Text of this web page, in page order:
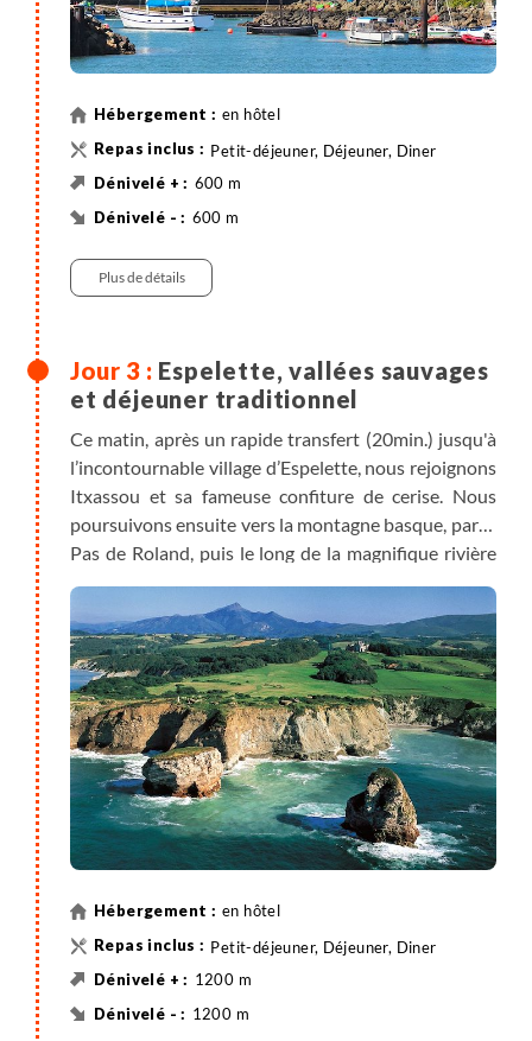
en hôtel
Petit-déjeuner, Déjeuner, Diner
600 m
600 m
Vélo
Plus de détails
Espelette, vallées sauvages
et déjeuner traditionnel
Ce matin, après un rapide transfert (20min.) jusqu'à
l’incontournable village d’Espelette, nous rejoignons
Itxassou et sa fameuse confiture de cerise. Nous
poursuivons ensuite vers la montagne basque, par le
Pas de Roland, puis le long de la magnifique rivière
du Baztan et enfin sur une route tranquille, non
ouverte à la circulation motorisée. Nous rejoignons
un col frontalier pour reprendre des forces en
dégustant un repas traditionnel dans une ferme
auberge typique. Nous terminons cette étape du
jour par une descente sur une magnifique route de
montagne pour terminer en beauté cette superbe
journée. Transfert (35min.) et installation dans notre
hébergement proche de Saint-Jean-Pied-de-Port
pour 3 nuits.
en hôtel
Petit-déjeuner, Déjeuner, Diner
1200 m
1200 m